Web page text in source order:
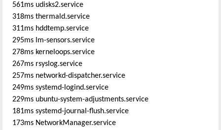
561ms udisks2.service
318ms thermald.service
311ms hddtemp.service
295ms lm-sensors.service
278ms kerneloops.service
267ms rsyslog.service
257ms networkd-dispatcher.service
249ms systemd-logind.service
229ms ubuntu-system-adjustments.service
181ms systemd-journal-flush.service
173ms NetworkManager.service